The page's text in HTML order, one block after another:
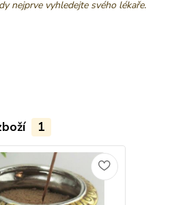
nejprve vyhledejte svého lékaře.
1